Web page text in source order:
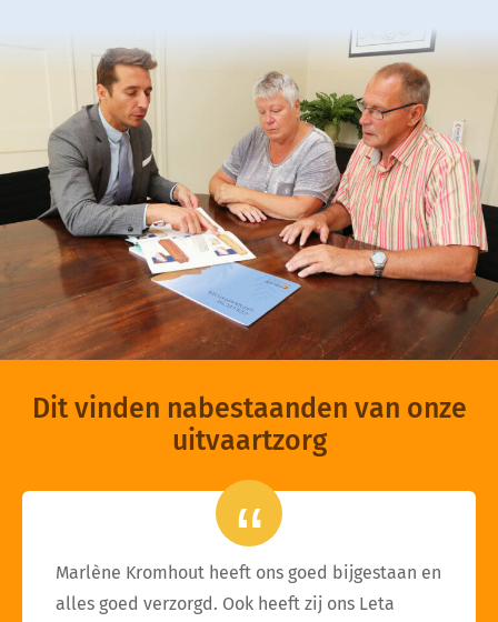
Dit vinden nabestaanden van onze
uitvaartzorg
Marlène Kromhout heeft ons goed bijgestaan en
alles goed verzorgd. Ook heeft zij ons Leta